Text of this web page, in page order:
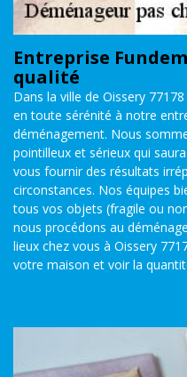
Entreprise
qualité
Dans la ville de Oissery
en toute sérénité à notre
déménagement. Nous
pointilleux et sérieux qui
vous fournir des résultats
circonstances. Nos équipes
tous vos objets (fragile ou
nous procédons au
lieux chez vous à Oissery
votre maison et voir la